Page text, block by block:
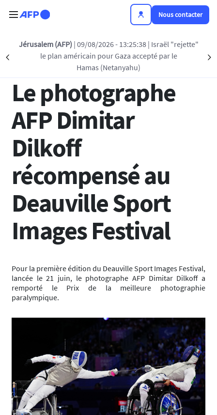
Nous contacter
Précédent
Jérusalem (AFP) | 09/08/2026 - 13:25:38 | Israël "rejette"
le plan américain pour Gaza accepté par le
Hamas (Netanyahu)
Retour à la liste
23 JUIN 2025 - 15:44
Le photographe
AFP Dimitar
Dilkoff
récompensé au
Deauville Sport
Images Festival
Pour la première édition du Deauville Sport Images Festival,
lancée le 21 juin, le photographe AFP Dimitar Dilkoff a
remporté le Prix de la meilleure photographie
paralympique.